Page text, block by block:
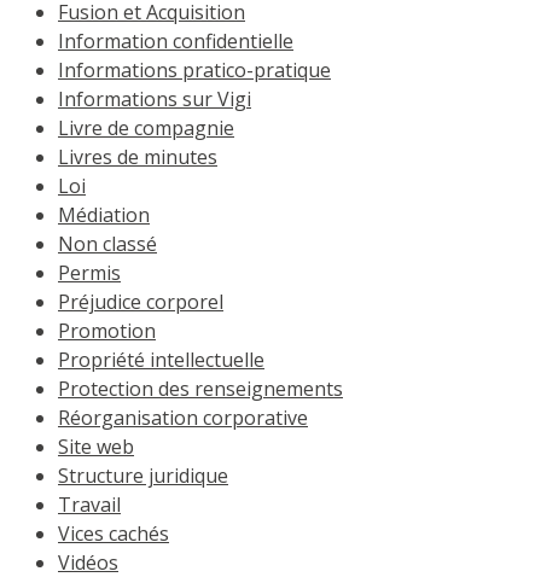
Fusion et Acquisition
Information confidentielle
Informations pratico-pratique
Informations sur Vigi
Livre de compagnie
Livres de minutes
Loi
Médiation
Non classé
Permis
Préjudice corporel
Promotion
Propriété intellectuelle
Protection des renseignements
Réorganisation corporative
Site web
Structure juridique
Travail
Vices cachés
Vidéos